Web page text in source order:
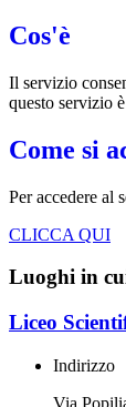
Cos'è
Il servizio
questo servizio
Come si
Per accedere al
CLICCA QUI
Luoghi in
Liceo
Indirizzo
Via